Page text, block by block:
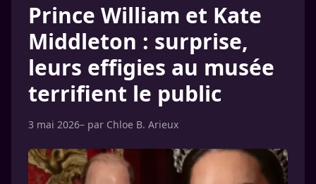
Prince William et Kate
Middleton : surprise,
leurs effigies au musée
terrifient le public
3 mai 2026– par Chloe B. Arieux